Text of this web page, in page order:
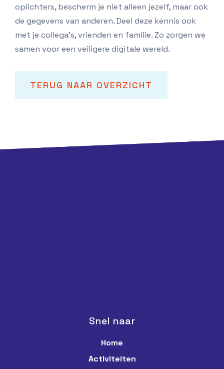
oplichters, bescherm je niet alleen jezelf, maar ook
de gegevens van anderen. Deel deze kennis ook
met je collega’s, vrienden en familie. Zo zorgen we
samen voor een veiligere digitale wereld.
TERUG NAAR OVERZICHT
Snel naar
Home
Activiteiten